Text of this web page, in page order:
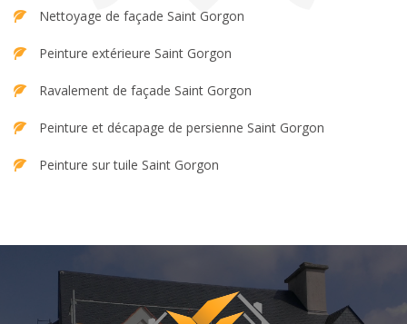
Nettoyage de façade Saint Gorgon
Peinture extérieure Saint Gorgon
Ravalement de façade Saint Gorgon
Peinture et décapage de persienne Saint Gorgon
Peinture sur tuile Saint Gorgon